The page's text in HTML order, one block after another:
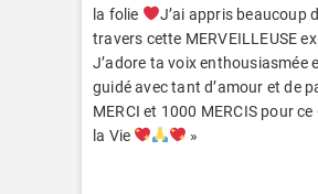
la folie
J’ai appris beaucoup
travers cette MERVEILLEUSE
J’adore ta voix enthousiasmée
guidé avec tant d’amour et de
MERCI et 1000 MERCIS pour ce
la Vie
»